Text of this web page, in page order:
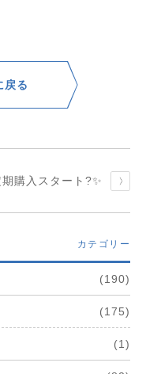
戻る
期購入スタート?✨
カテゴリー
(190)
(175)
(1)